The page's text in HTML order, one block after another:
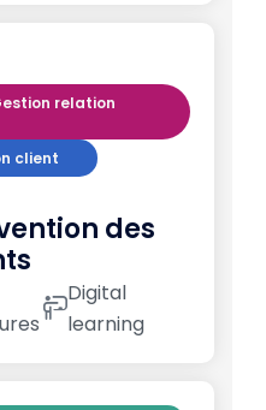
relation
client
des
Digital
learning